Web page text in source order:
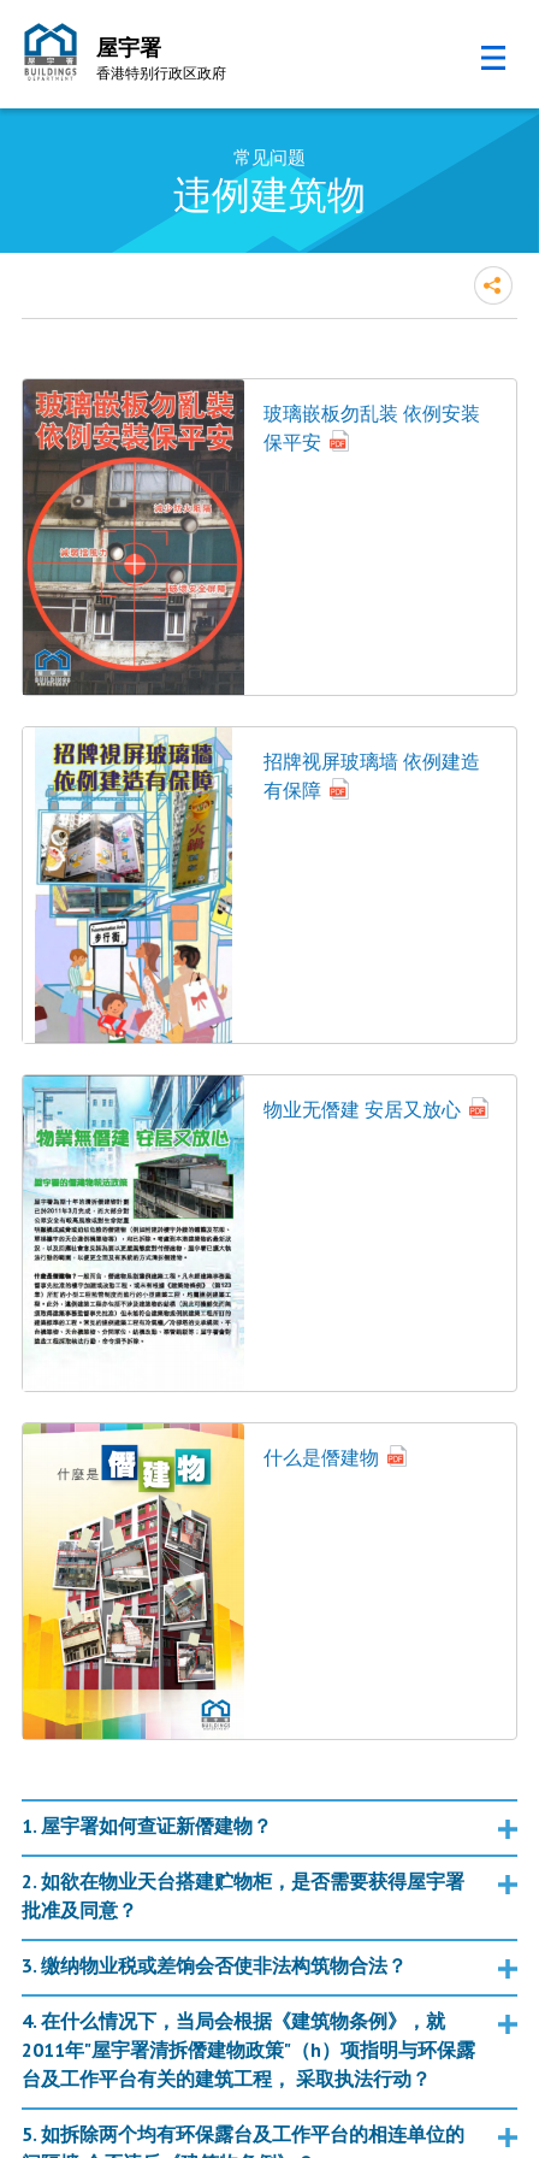
屋宇署
香港特别行政区政府
常见问题
违例建筑物
玻璃嵌板勿乱装 依例安装
保平安
招牌视屏玻璃墙 依例建造
有保障
物业无僭建 安居又放心
什么是僭建物
1. 屋宇署如何查证新僭建物？
2. 如欲在物业天台搭建贮物柜，是否需要获得屋宇署
批准及同意？
3. 缴纳物业税或差饷会否使非法构筑物合法？
4. 在什么情况下，当局会根据《建筑物条例》，就
2011年"屋宇署清拆僭建物政策"（h）项指明与环保露
台及工作平台有关的建筑工程， 采取执法行动？
5. 如拆除两个均有环保露台及工作平台的相连单位的